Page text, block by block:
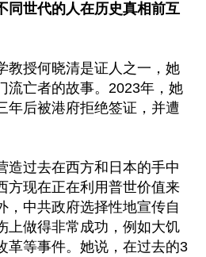
同世代的人在历史真相前互
教授何晓清是证人之一，她
流亡者的故事。2023年，她
年后被港府拒绝签证，并遭
造过去在西方和日本的手中
方现在正在利用普世价值来
，中共政府选择性地宣传自
上做得非常成功，例如大饥
革等事件。她说，在过去的3